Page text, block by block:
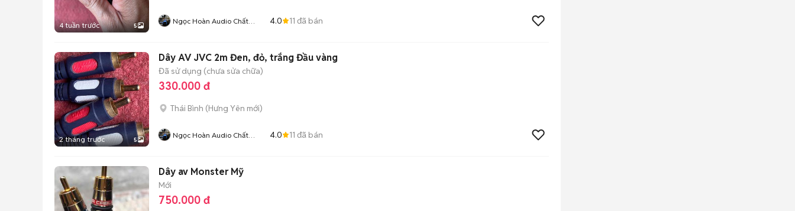
4 tuần trước 5
Ngọc Hoàn Audio Chất
4.0 11 đã bán
2 tháng trước 5
Dây AV JVC 2m Đen, đỏ, trắng Đầu vàng
Đã sử dụng (chưa sửa chữa)
330.000 đ
Thái Bình (Hưng Yên mới)
Ngọc Hoàn Audio Chất
4.0 11 đã bán
Dây av Monster Mỹ
Mới
750.000 đ